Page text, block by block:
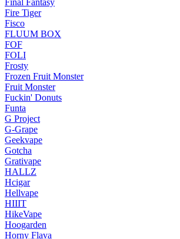
Final Fantasy
Fire Tiger
Fisco
FLUUM BOX
FOF
FOLI
Frosty
Frozen Fruit Monster
Fruit Monster
Fuckin' Donuts
Funta
G Project
G-Grape
Geekvape
Gotcha
Grativape
HALLZ
Hcigar
Hellvape
HIIIT
HikeVape
Hoogarden
Horny Flava